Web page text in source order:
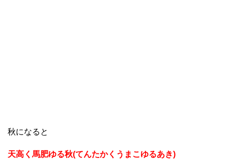
秋になると
天高く馬肥ゆる秋(てんたかくうまこゆるあき)